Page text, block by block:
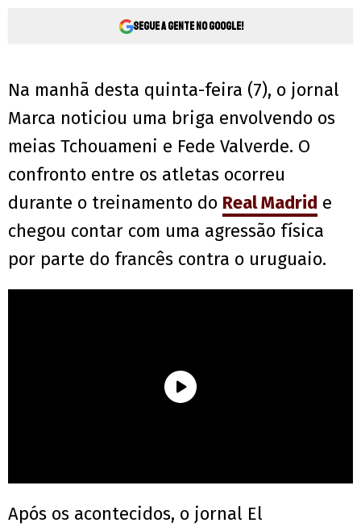
Segue a gente no Google!
Na manhã desta quinta-feira (7), o jornal
Marca noticiou uma briga envolvendo os
meias Tchouameni e Fede Valverde. O
confronto entre os atletas ocorreu
durante o treinamento do Real Madrid e
chegou contar com uma agressão física
por parte do francês contra o uruguaio.
Após os acontecidos, o jornal El